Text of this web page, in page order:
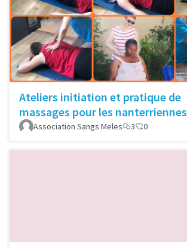
Ateliers initiation et pratique de
massages pour les nanterriennes
Association Sangs Meles 3 0